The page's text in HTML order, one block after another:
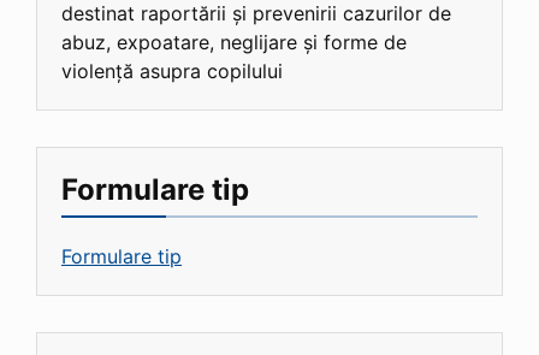
destinat raportării și prevenirii cazurilor de
abuz, expoatare, neglijare și forme de
violență asupra copilului
Formulare tip
Formulare tip